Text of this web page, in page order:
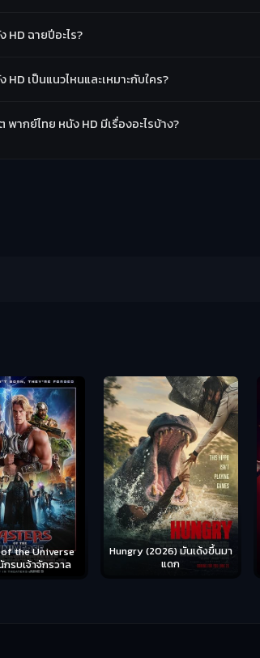
ฉายปีอะไร?
เป็นแนวไหนและเหมาะกับใคร?
ากย์ไทย หนัง HD มีเรื่องอะไรบ้าง?
มันเด้งขึ้นมา
แดก
Ready or Not 2: Here I
Come (2026) เกมพร้อมตาย
2